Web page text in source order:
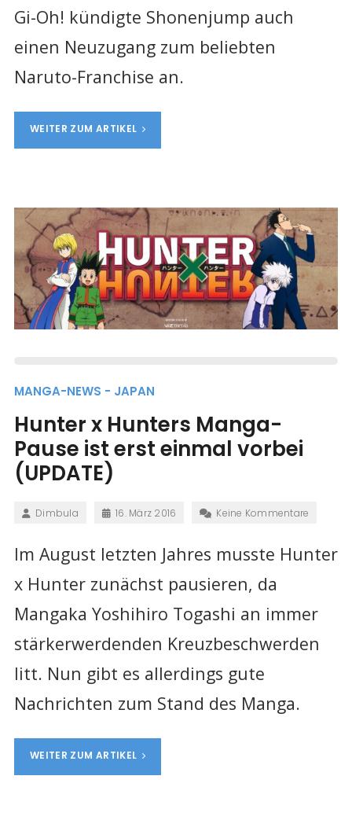
Gi-Oh! kündigte Shonenjump auch
einen Neuzugang zum beliebten
Naruto-Franchise an.
WEITER ZUM ARTIKEL
MANGA-NEWS - JAPAN
Hunter x Hunters Manga-
Pause ist erst einmal vorbei
(UPDATE)
Dimbula 16. März 2016 Keine Kommentare
Im August letzten Jahres musste Hunter
x Hunter zunächst pausieren, da
Mangaka Yoshihiro Togashi an immer
stärkerwerdenden Kreuzbeschwerden
litt. Nun gibt es allerdings gute
Nachrichten zum Stand des Manga.
WEITER ZUM ARTIKEL